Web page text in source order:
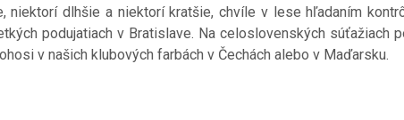
niektorí dlhšie a niektorí kratšie, chvíle v lese hľadaním
podujatiach v Bratislave. Na celoslovenských súťažiach
v našich klubových farbách v Čechách alebo v Maďarsku.